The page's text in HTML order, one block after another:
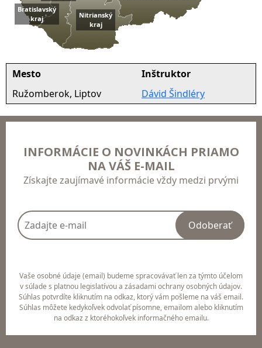
Bratislavský
kraj
Nitrianský
kraj
Mesto
Inštruktor
Ružomberok, Liptov
Dávid Šindléry
INFORMÁCIE O NOVINKÁCH PRIAMO
NA VÁŠ E-MAIL
Získajte zaujímavé informácie vždy medzi prvými
Odoberať
Vaše osobné údaje (email) budeme spracovávať len za týmto účelom
v súlade s platnou legislatívou a zásadami ochrany osobných údajov.
Súhlas potvrdíte kliknutím na odkaz, ktorý vám pošleme na váš email.
Súhlas môžete kedykoľvek odvolať písomne, emailom alebo kliknutím
na odkaz z ktoréhokoľvek informačného emailu.